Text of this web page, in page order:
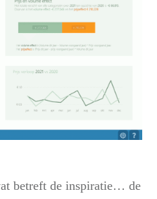
betreft de inspiratie… de